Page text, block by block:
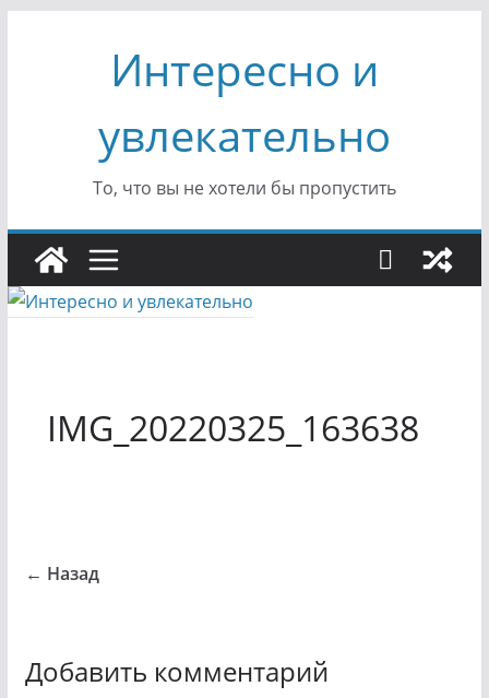
содержимомуИнтересно и
увлекательно
То, что вы не хотели бы пропустить
IMG_20220325_163638
← Назад
Добавить комментарий